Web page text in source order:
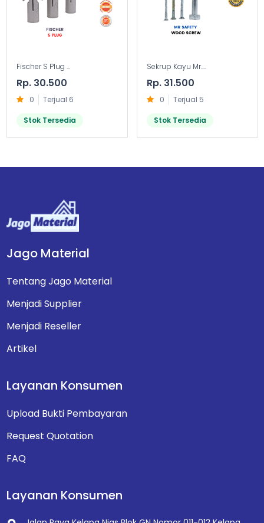
Fischer S Plug ...
Rp. 30.500
0 Terjual 6
Stok Tersedia
Sekrup Kayu Mr....
Rp. 31.500
0 Terjual 5
Stok Tersedia
Jago Material
Tentang Jago Material
Menjadi Supplier
Menjadi Reseller
Artikel
Layanan Konsumen
Upload Bukti Pembayaran
Request Quotation
FAQ
Layanan Konsumen